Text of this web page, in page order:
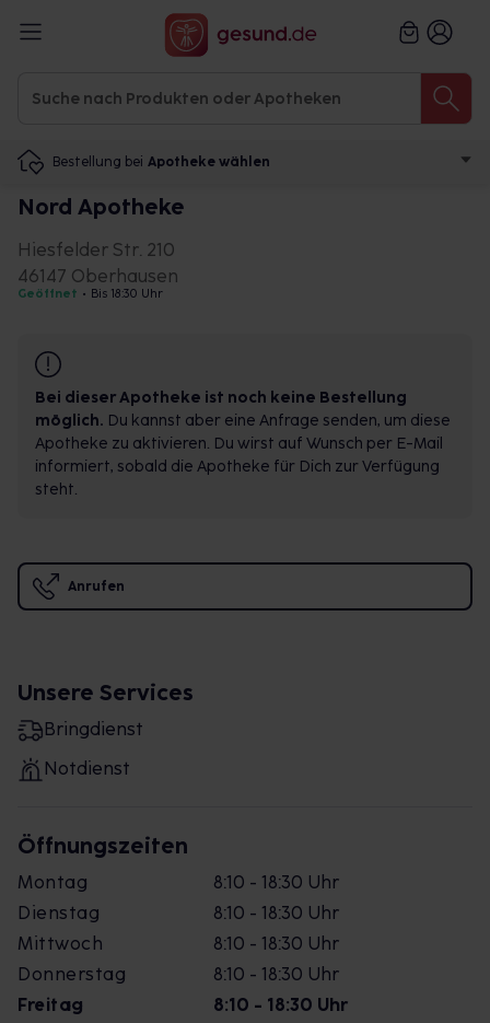
Bestellung bei Apotheke wählen
Nord Apotheke
Hiesfelder Str. 210
46147 Oberhausen
Geöffnet • Bis 18:30 Uhr
Bei dieser Apotheke ist noch keine Bestellung
möglich. Du kannst aber eine Anfrage senden, um diese
Apotheke zu aktivieren. Du wirst auf Wunsch per E-Mail
informiert, sobald die Apotheke für Dich zur Verfügung
steht.
Anrufen
Unsere Services
Bringdienst
Notdienst
Öffnungszeiten
Montag
8:10 - 18:30 Uhr
Dienstag
8:10 - 18:30 Uhr
Mittwoch
8:10 - 18:30 Uhr
Donnerstag
8:10 - 18:30 Uhr
Freitag
8:10 - 18:30 Uhr